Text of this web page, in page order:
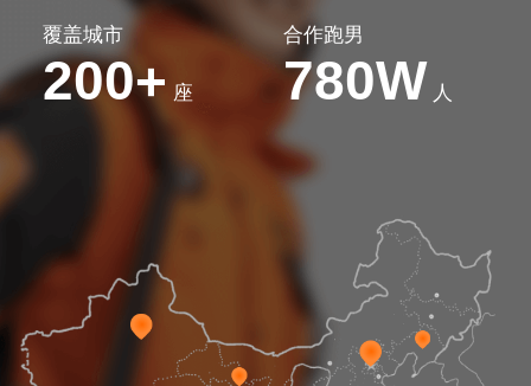
覆盖城市
200+ 座
合作跑男
780W 人